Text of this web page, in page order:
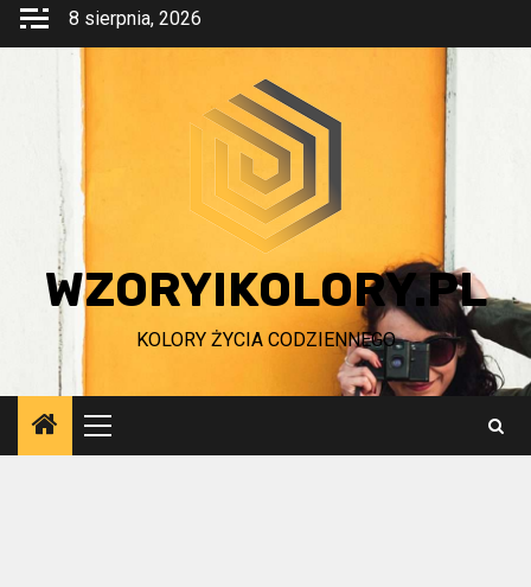
Przejdź
8 sierpnia, 2026
WZORYIKOLORY.PL
KOLORY ŻYCIA CODZIENNEGO
Menu
główne